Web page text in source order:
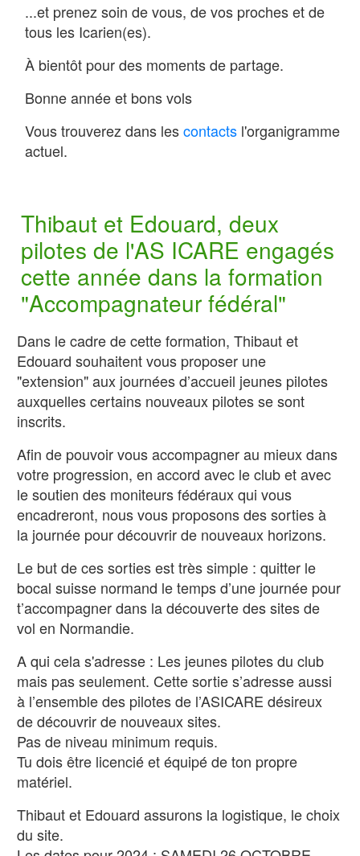
...et prenez soin de vous, de vos proches et de
tous les Icarien(es).
À bientôt pour des moments de partage.
Bonne année et bons vols
Vous trouverez dans lescontacts l'organigramme
actuel.
Thibaut et Edouard, deux
pilotes de l'AS ICARE engagés
cette année dans la formation
"Accompagnateur fédéral"
Dans le cadre de cette formation, Thibaut et
Edouard souhaitent vous proposer une
"extension" aux journées d’accueil jeunes pilotes
auxquelles certains nouveaux pilotes se sont
inscrits.
Afin de pouvoir vous accompagner au mieux dans
votre progression, en accord avec le club et avec
le soutien des moniteurs fédéraux qui vous
encadreront, nous vous proposons des sorties à
la journée pour découvrir de nouveaux horizons.
Le but de ces sorties est très simple : quitter le
bocal suisse normand le temps d’une journée pour
t’accompagner dans la découverte des sites de
vol en Normandie.
A qui cela s'adresse : Les jeunes pilotes du club
mais pas seulement. Cette sortie s’adresse aussi
à l’ensemble des pilotes de l’ASICARE désireux
de découvrir de nouveaux sites.
Pas de niveau minimum requis.
Tu dois être licencié et équipé de ton propre
matériel.
Thibaut et Edouard assurons la logistique, le choix
du site.